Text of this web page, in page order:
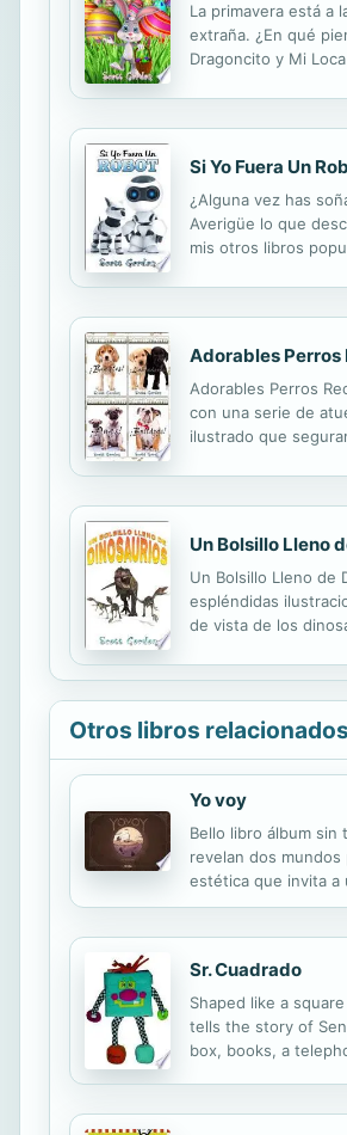
La primavera está a
extraña. ¿En qué
Dragoncito y Mi
Si Yo Fuera Un
¿Alguna vez has
Averigüe lo que
mis otros libros
Adorables Perros
Adorables Perros
con una serie de
ilustrado que
Un Bolsillo Lleno
Un Bolsillo Lleno de
espléndidas
de vista de los
Otros libros
Yo voy
Bello libro álbum
revelan dos
estética que invita a
Sr. Cuadrado
Shaped like a
tells the story of
box, books, a